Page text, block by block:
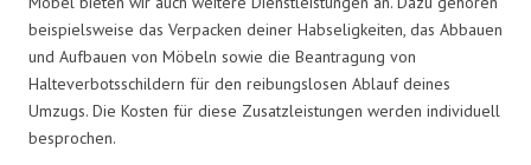
beispielsweise das Verpacken deiner Habseligkeiten, das Abbauen
und Aufbauen von Möbeln sowie die Beantragung von
Halteverbotsschildern für den reibungslosen Ablauf deines
Umzugs. Die Kosten für diese Zusatzleistungen werden individuell
besprochen.